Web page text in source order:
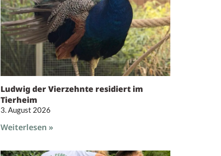
Ludwig der Vierzehnte residiert im
Tierheim
3. August 2026
Weiterlesen »